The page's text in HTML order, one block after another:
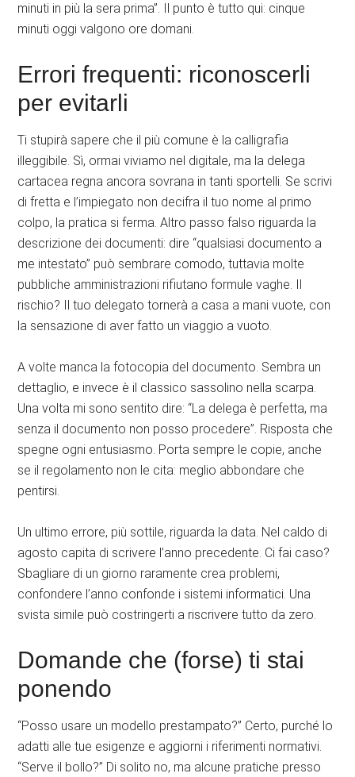
minuti in più la sera prima”. Il punto è tutto qui: cinque
minuti oggi valgono ore domani.
Errori frequenti: riconoscerli
per evitarli
Ti stupirà sapere che il più comune è la calligrafia
illeggibile. Sì, ormai viviamo nel digitale, ma la delega
cartacea regna ancora sovrana in tanti sportelli. Se scrivi
di fretta e l’impiegato non decifra il tuo nome al primo
colpo, la pratica si ferma. Altro passo falso riguarda la
descrizione dei documenti: dire “qualsiasi documento a
me intestato” può sembrare comodo, tuttavia molte
pubbliche amministrazioni rifiutano formule vaghe. Il
rischio? Il tuo delegato tornerà a casa a mani vuote, con
la sensazione di aver fatto un viaggio a vuoto.
A volte manca la fotocopia del documento. Sembra un
dettaglio, e invece è il classico sassolino nella scarpa.
Una volta mi sono sentito dire: “La delega è perfetta, ma
senza il documento non posso procedere”. Risposta che
spegne ogni entusiasmo. Porta sempre le copie, anche
se il regolamento non le cita: meglio abbondare che
pentirsi.
Un ultimo errore, più sottile, riguarda la data. Nel caldo di
agosto capita di scrivere l’anno precedente. Ci fai caso?
Sbagliare di un giorno raramente crea problemi,
confondere l’anno confonde i sistemi informatici. Una
svista simile può costringerti a riscrivere tutto da zero.
Domande che (forse) ti stai
ponendo
“Posso usare un modello prestampato?” Certo, purché lo
adatti alle tue esigenze e aggiorni i riferimenti normativi.
“Serve il bollo?” Di solito no, ma alcune pratiche presso